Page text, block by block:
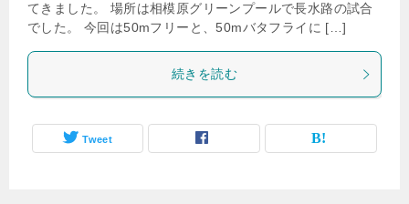
てきました。 場所は相模原グリーンプールで長水路の試合
でした。 今回は50mフリーと、50mバタフライに […]
続きを読む
Tweet